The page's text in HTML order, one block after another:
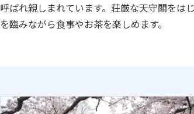
呼ばれ親しまれています。荘厳な天守閣をは
を臨みながら食事やお茶を楽しめます。